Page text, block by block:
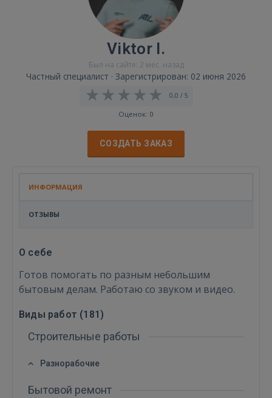
Viktor I.
Был на сайте: 2 мес. назад
Частный специалист · Зарегистрирован: 02 июня 2026
0,0 / 5
Оценок: 0
СОЗДАТЬ ЗАКАЗ
ИНФОРМАЦИЯ
ОТЗЫВЫ
О себе
Готов помогать по разным небольшим
бытовым делам. Работаю со звуком и видео.
Виды работ (181)
Строительные работы
Разнорабочие
Бытовой ремонт